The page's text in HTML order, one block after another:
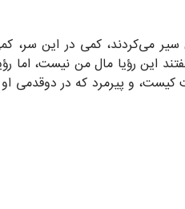
می‌کردند، کمی در این سر،
این رؤیا مال من نیست،
و پیرمرد که در دوقدمی او